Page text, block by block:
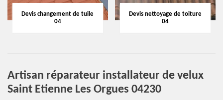
Devis changement de tuile
04
Devis nettoyage de toiture
04
Artisan réparateur installateur de velux
Saint Etienne Les Orgues 04230